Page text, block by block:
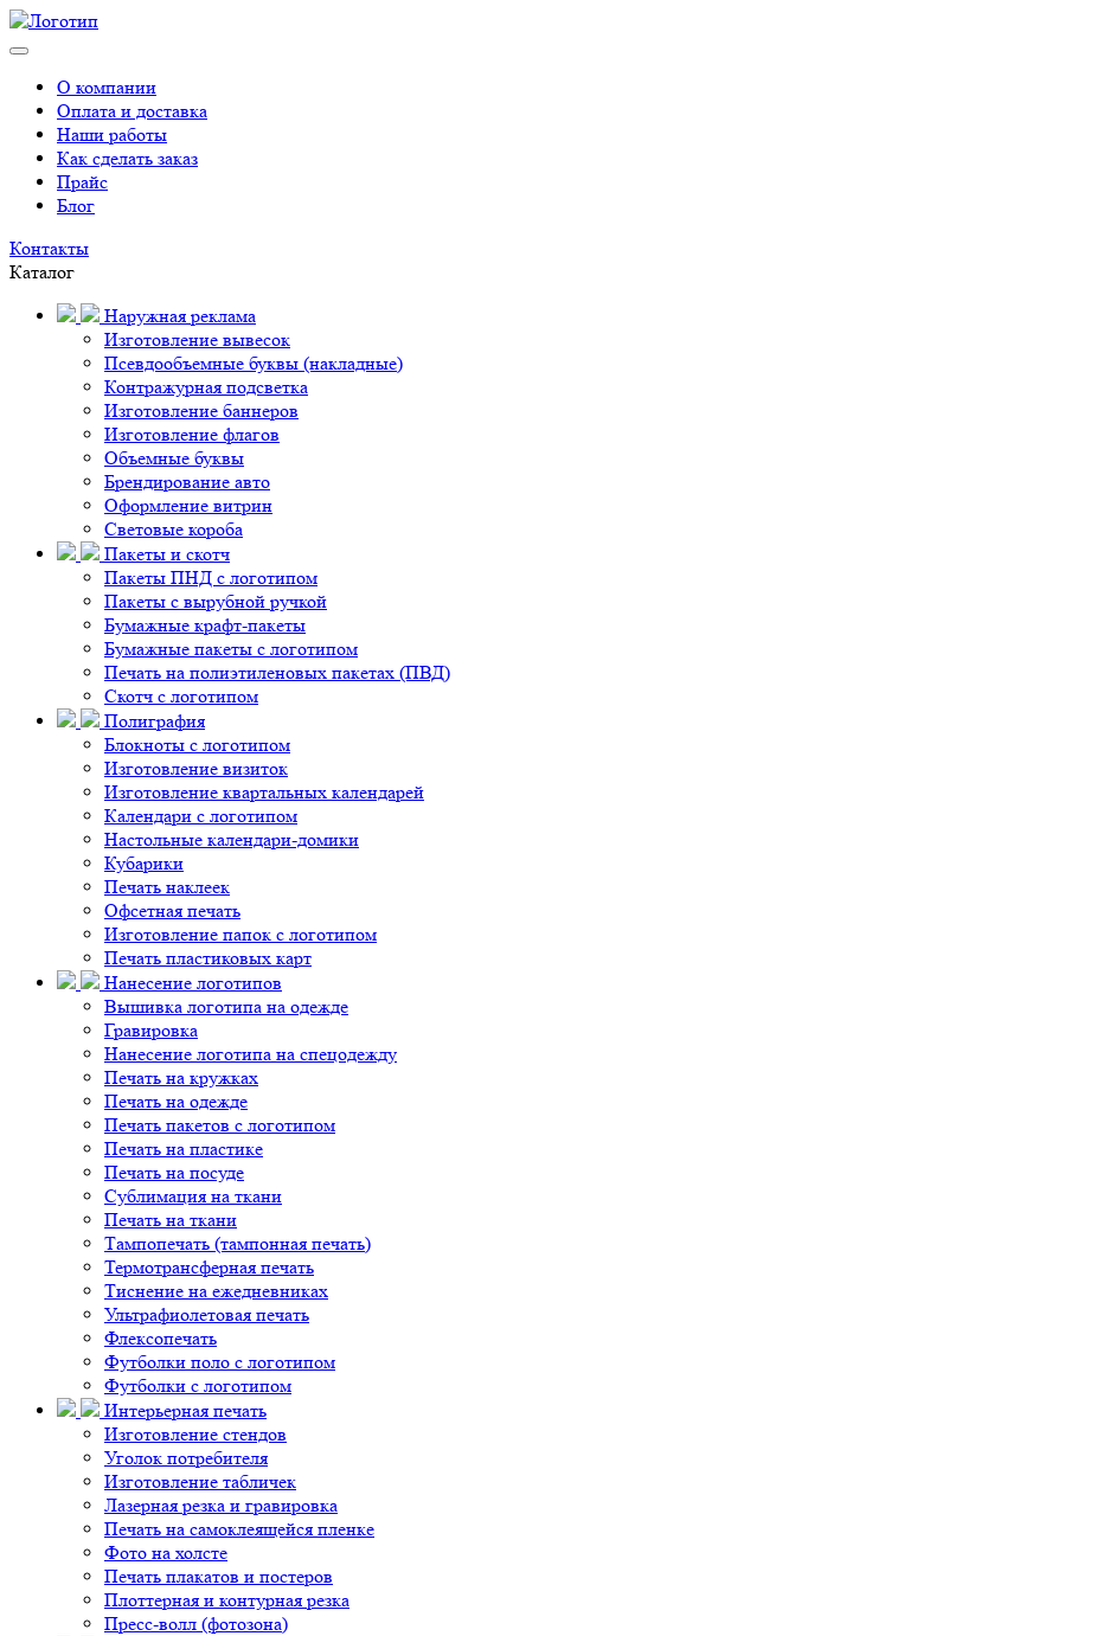
О компании
Оплата и доставка
Наши работы
Как сделать заказ
Прайс
Блог
Контакты
Каталог
Наружная реклама
Изготовление вывесок
Псевдообъемные буквы (накладные)
Контражурная подсветка
Изготовление баннеров
Изготовление флагов
Объемные буквы
Брендирование авто
Оформление витрин
Световые короба
Пакеты и скотч
Пакеты ПНД с логотипом
Пакеты с вырубной ручкой
Бумажные крафт-пакеты
Бумажные пакеты с логотипом
Печать на полиэтиленовых пакетах (ПВД)
Скотч с логотипом
Полиграфия
Блокноты с логотипом
Изготовление визиток
Изготовление квартальных календарей
Календари с логотипом
Настольные календари-домики
Кубарики
Печать наклеек
Офсетная печать
Изготовление папок с логотипом
Печать пластиковых карт
Нанесение логотипов
Вышивка логотипа на одежде
Гравировка
Нанесение логотипа на спецодежду
Печать на кружках
Печать на одежде
Печать пакетов с логотипом
Печать на пластике
Печать на посуде
Сублимация на ткани
Печать на ткани
Тампопечать (тампонная печать)
Термотрансферная печать
Тиснение на ежедневниках
Ультрафиолетовая печать
Флексопечать
Футболки поло с логотипом
Футболки с логотипом
Интерьерная печать
Изготовление стендов
Уголок потребителя
Изготовление табличек
Лазерная резка и гравировка
Печать на самоклеящейся пленке
Фото на холсте
Печать плакатов и постеров
Плоттерная и контурная резка
Пресс-волл (фотозона)